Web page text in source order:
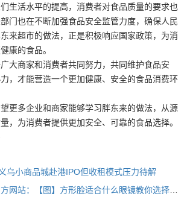
活水平的提高，消费者对食品质量的要求也
门也在不断加强食品安全监管力度，确保人民
来超市的做法，正是积极响应国家政策，为消
康的食品。
商家和消费者共同努力，共同维护食品安
，才能营造一个更加健康、安全的食品消费环
多企业和商家能够学习胖东来的做法，从源
，为消费者提供更加安全、可靠的食品选择。
乌小商品城赴港IPO但收租模式压力待解
网站：【图】方形脸适合什么眼镜教你选择的技巧